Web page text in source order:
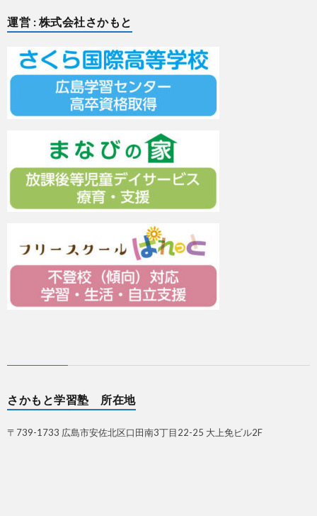
運営 : 株式会社さかもと
さかもと学習塾 所在地
〒739-1733 広島市安佐北区口田南3丁目22-25 大上免ビル2F